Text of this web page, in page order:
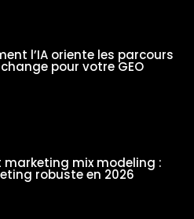
l’IA oriente les parcours
pour votre GEO
mix modeling :
robuste en 2026